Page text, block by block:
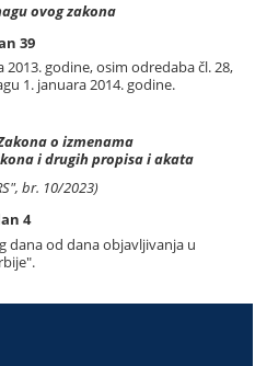
ovog zakona
39
godine, osim odredaba čl. 28,
1. januara 2014. godine.
o izmenama
i drugih propisa i akata
br. 10/2023)
4
dana od dana objavljivanja u